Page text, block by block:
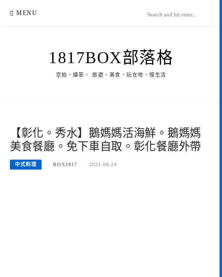
MENU
1817BOX部落格
空拍。攝影。 旅遊。美食。玩在地。慢生活
【彰化。秀水】鵝媽媽活海鮮。鵝媽媽
美食餐廳。免下車自取。彰化餐廳外帶
中式料理 BOX1817 2021-08-24